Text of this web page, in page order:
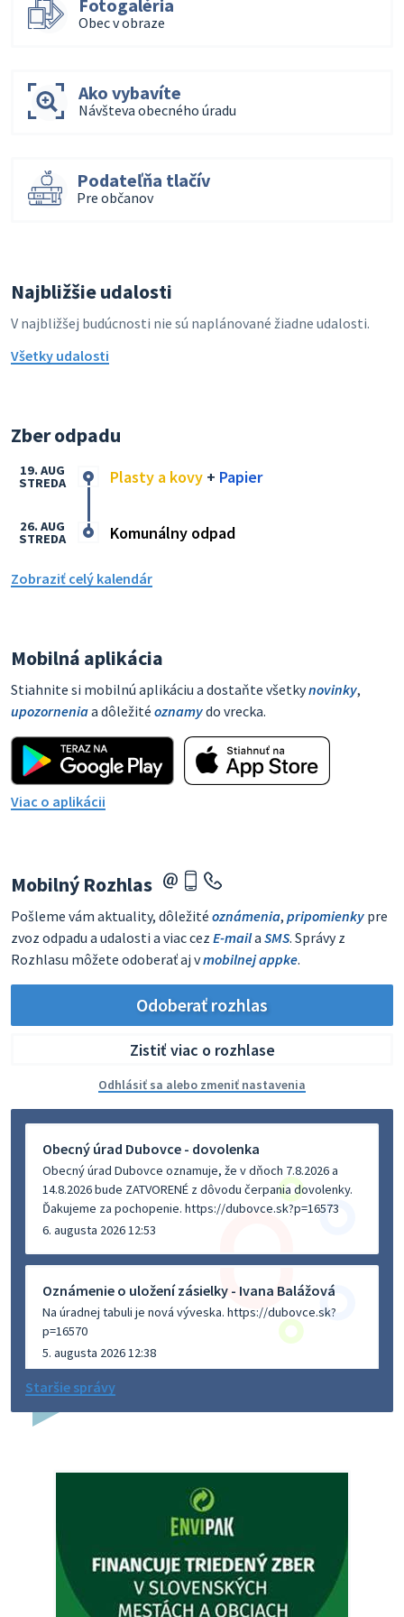
Fotogaléria
Obec v obraze
Ako vybavíte
Návšteva obecného úradu
Podateľňa tlačív
Pre občanov
Najbližšie udalosti
V najbližšej budúcnosti nie sú naplánované žiadne udalosti.
Všetky udalosti
Zber odpadu
Plasty a kovy + Papier
19. AUG
STREDA
Komunálny odpad
26. AUG
STREDA
Zobraziť celý kalendár
Mobilná aplikácia
Stiahnite si mobilnú aplikáciu a dostaňte všetkynovinky,
upozorneniaa dôležité oznamydo vrecka.
Viac o aplikácii
Mobilný Rozhlas
Pošleme vám aktuality, dôležité oznámenia, pripomienky pre
zvoz odpadu a udalosti a viac cez E-maila SMS. Správy z
Rozhlasu môžete odoberať aj vmobilnej appke.
Odoberať rozhlas
Zistiť viac o rozhlase
Odhlásiť sa alebo zmeniť nastavenia
Obecný úrad Dubovce - dovolenka
Obecný úrad Dubovce oznamuje, že v dňoch 7.8.2026 a
14.8.2026 bude ZATVORENÉ z dôvodu čerpania dovolenky.
Ďakujeme za pochopenie. https://dubovce.sk?p=16573
6. augusta 2026 12:53
Oznámenie o uložení zásielky - Ivana Balážová
Na úradnej tabuli je nová výveska. https://dubovce.sk?
p=16570
5. augusta 2026 12:38
Dovolenka - MUDr. Marián Sivoň
budeZATVORENÁ z dôvodu čerpania dovolenky. Akútne
prípady bude riešiť MUDr.Fisch…
Zajtrajší zvoz odpadu
Vážený občan, zajtra 5. 8. sa bude zvážať komunálny odpad.
Staršie správy